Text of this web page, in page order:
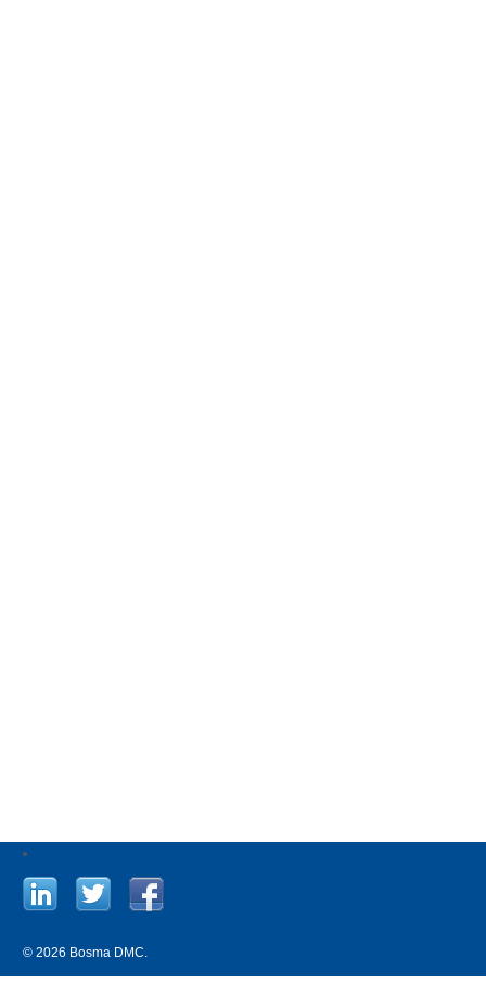
© 2026 Bosma DMC.